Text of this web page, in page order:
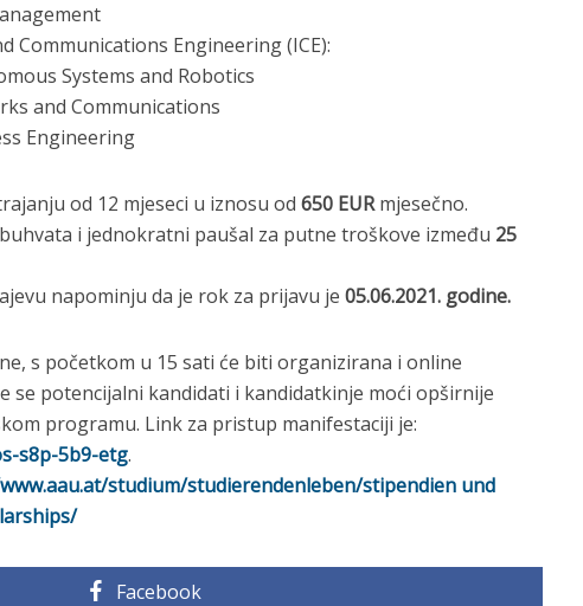
Communications Engineering (ICE):
Systems and Robotics
and Communications
Engineering
od 12 mjeseci u iznosu od 650 EURmjesečno.
i jednokratni paušal za putne troškove između 25
napominju da je rok za prijavu je 05.06.2021. godine.
s početkom u 15 sati će biti organizirana i online
se potencijalni kandidati i kandidatkinje moći opširnije
programu. Link za pristup manifestaciji je:
s8p-5b9-etg.
studium/studierendenleben/stipendien und
Facebook